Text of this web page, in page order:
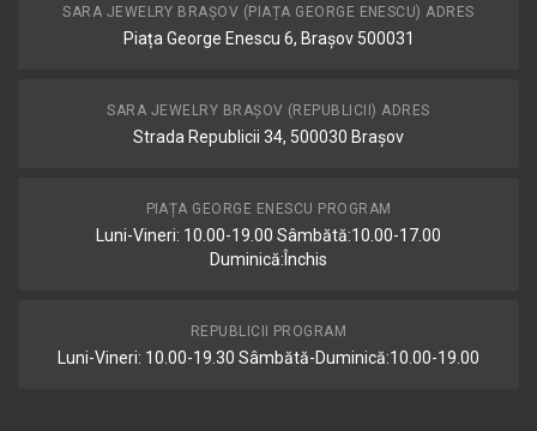
SARA JEWELRY BRAȘOV (PIAȚA GEORGE ENESCU) ADRES
Piața George Enescu 6, Brașov 500031
SARA JEWELRY BRAȘOV (REPUBLICII) ADRES
Strada Republicii 34, 500030 Brașov
PIAȚA GEORGE ENESCU PROGRAM
Luni-Vineri: 10.00-19.00 Sâmbătă:10.00-17.00
Duminică:Închis
REPUBLICII PROGRAM
Luni-Vineri: 10.00-19.30 Sâmbătă-Duminică:10.00-19.00